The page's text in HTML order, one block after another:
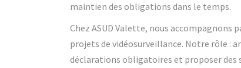
maintien des obligations dans le temps.
Chez ASUD Valette, nous
projets de vidéosurveillance. Notre rôle :
déclarations obligatoires et proposer des